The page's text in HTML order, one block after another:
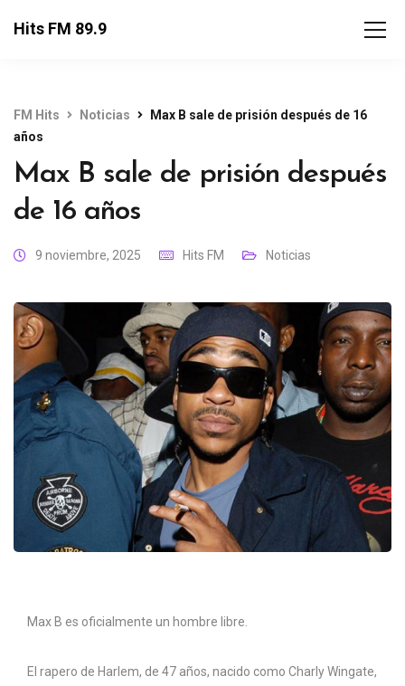
Hits FM 89.9
FM Hits Noticias
Max B sale de prisión después de 16
años
Max B sale de prisión después
de 16 años
9 noviembre, 2025 Hits FM Noticias
Max B es oficialmente un hombre libre.
El rapero de Harlem, de 47 años, nacido como Charly Wingate,